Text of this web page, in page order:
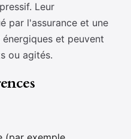
Leur
par l'assurance et une
et peuvent
ou agités.